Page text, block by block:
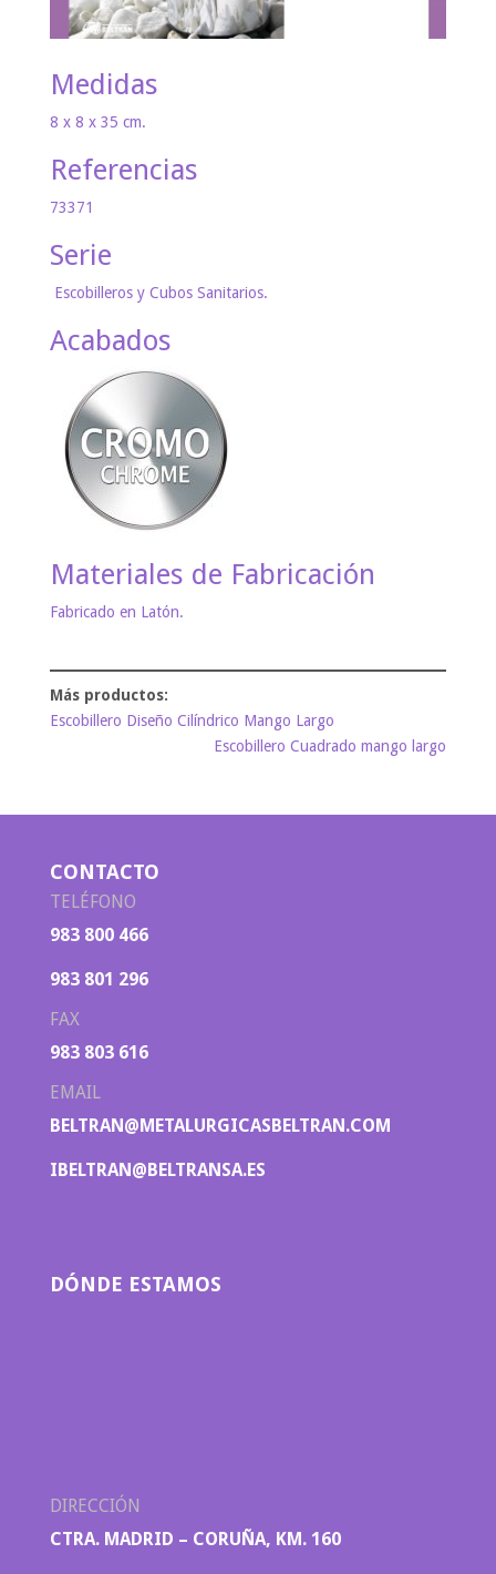
Medidas
8 x 8 x 35 cm.
Referencias
73371
Serie
Escobilleros y Cubos Sanitarios.
Acabados
Materiales de Fabricación
Fabricado en Latón.
Escobillero Diseño Cilíndrico Mango Largo
Escobillero Cuadrado mango largo
CONTACTO
TELÉFONO
983 800 466
983 801 296
FAX
983 803 616
EMAIL
BELTRAN@METALURGICASBELTRAN.COM
IBELTRAN@BELTRANSA.ES
DÓNDE ESTAMOS
DIRECCIÓN
CTRA. MADRID – CORUÑA, KM. 160